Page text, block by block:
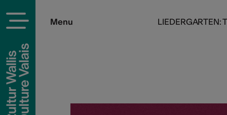
Menu LIEDERGARTEN: